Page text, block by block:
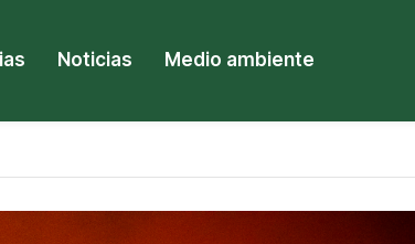
Noticias Medio ambiente